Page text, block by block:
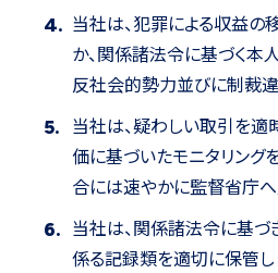
当社は、犯罪による収益
か、関係諸法令に基づく本
反社会的勢力並びに制裁違
当社は、疑わしい取引を適
価に基づいたモニタリング
合には速やかに監督省庁へ
当社は、関係諸法令に基づ
係る記録類を適切に保管し